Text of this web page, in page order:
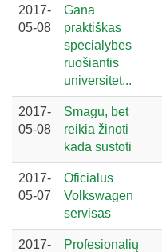
2017-
05-08
Gana
praktiškas
specialybes
ruošiantis
universitet...
2017-
05-08
Smagu, bet
reikia žinoti
kada sustoti
2017-
05-07
Oficialus
Volkswagen
servisas
2017- Profesionalių